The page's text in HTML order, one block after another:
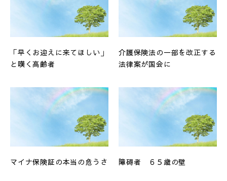
「早くお迎えに来てほしい」
と嘆く高齢者
介護保険法の一部を改正する
法律案が国会に
マイナ保険証の本当の危うさ 障碍者 ６５歳の壁